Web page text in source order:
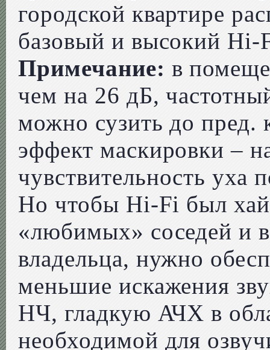
городской квартире
базовый и высокий Hi-
Примечание: в
чем на 26 дБ,
можно сузить до пред.
эффект маскировки –
чувствительность уха
Но чтобы Hi-Fi был
«любимых» соседей и
владельца, нужно
меньшие искажения
НЧ, гладкую АЧХ в
необходимой для